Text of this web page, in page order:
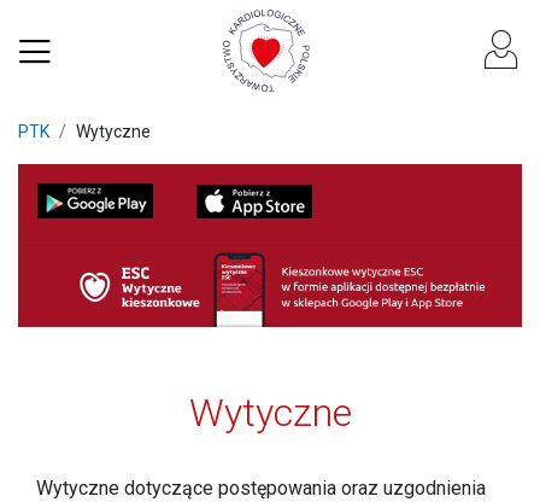
PTK Wytyczne
Wytyczne
Wytyczne dotyczące postępowania oraz uzgodnienia